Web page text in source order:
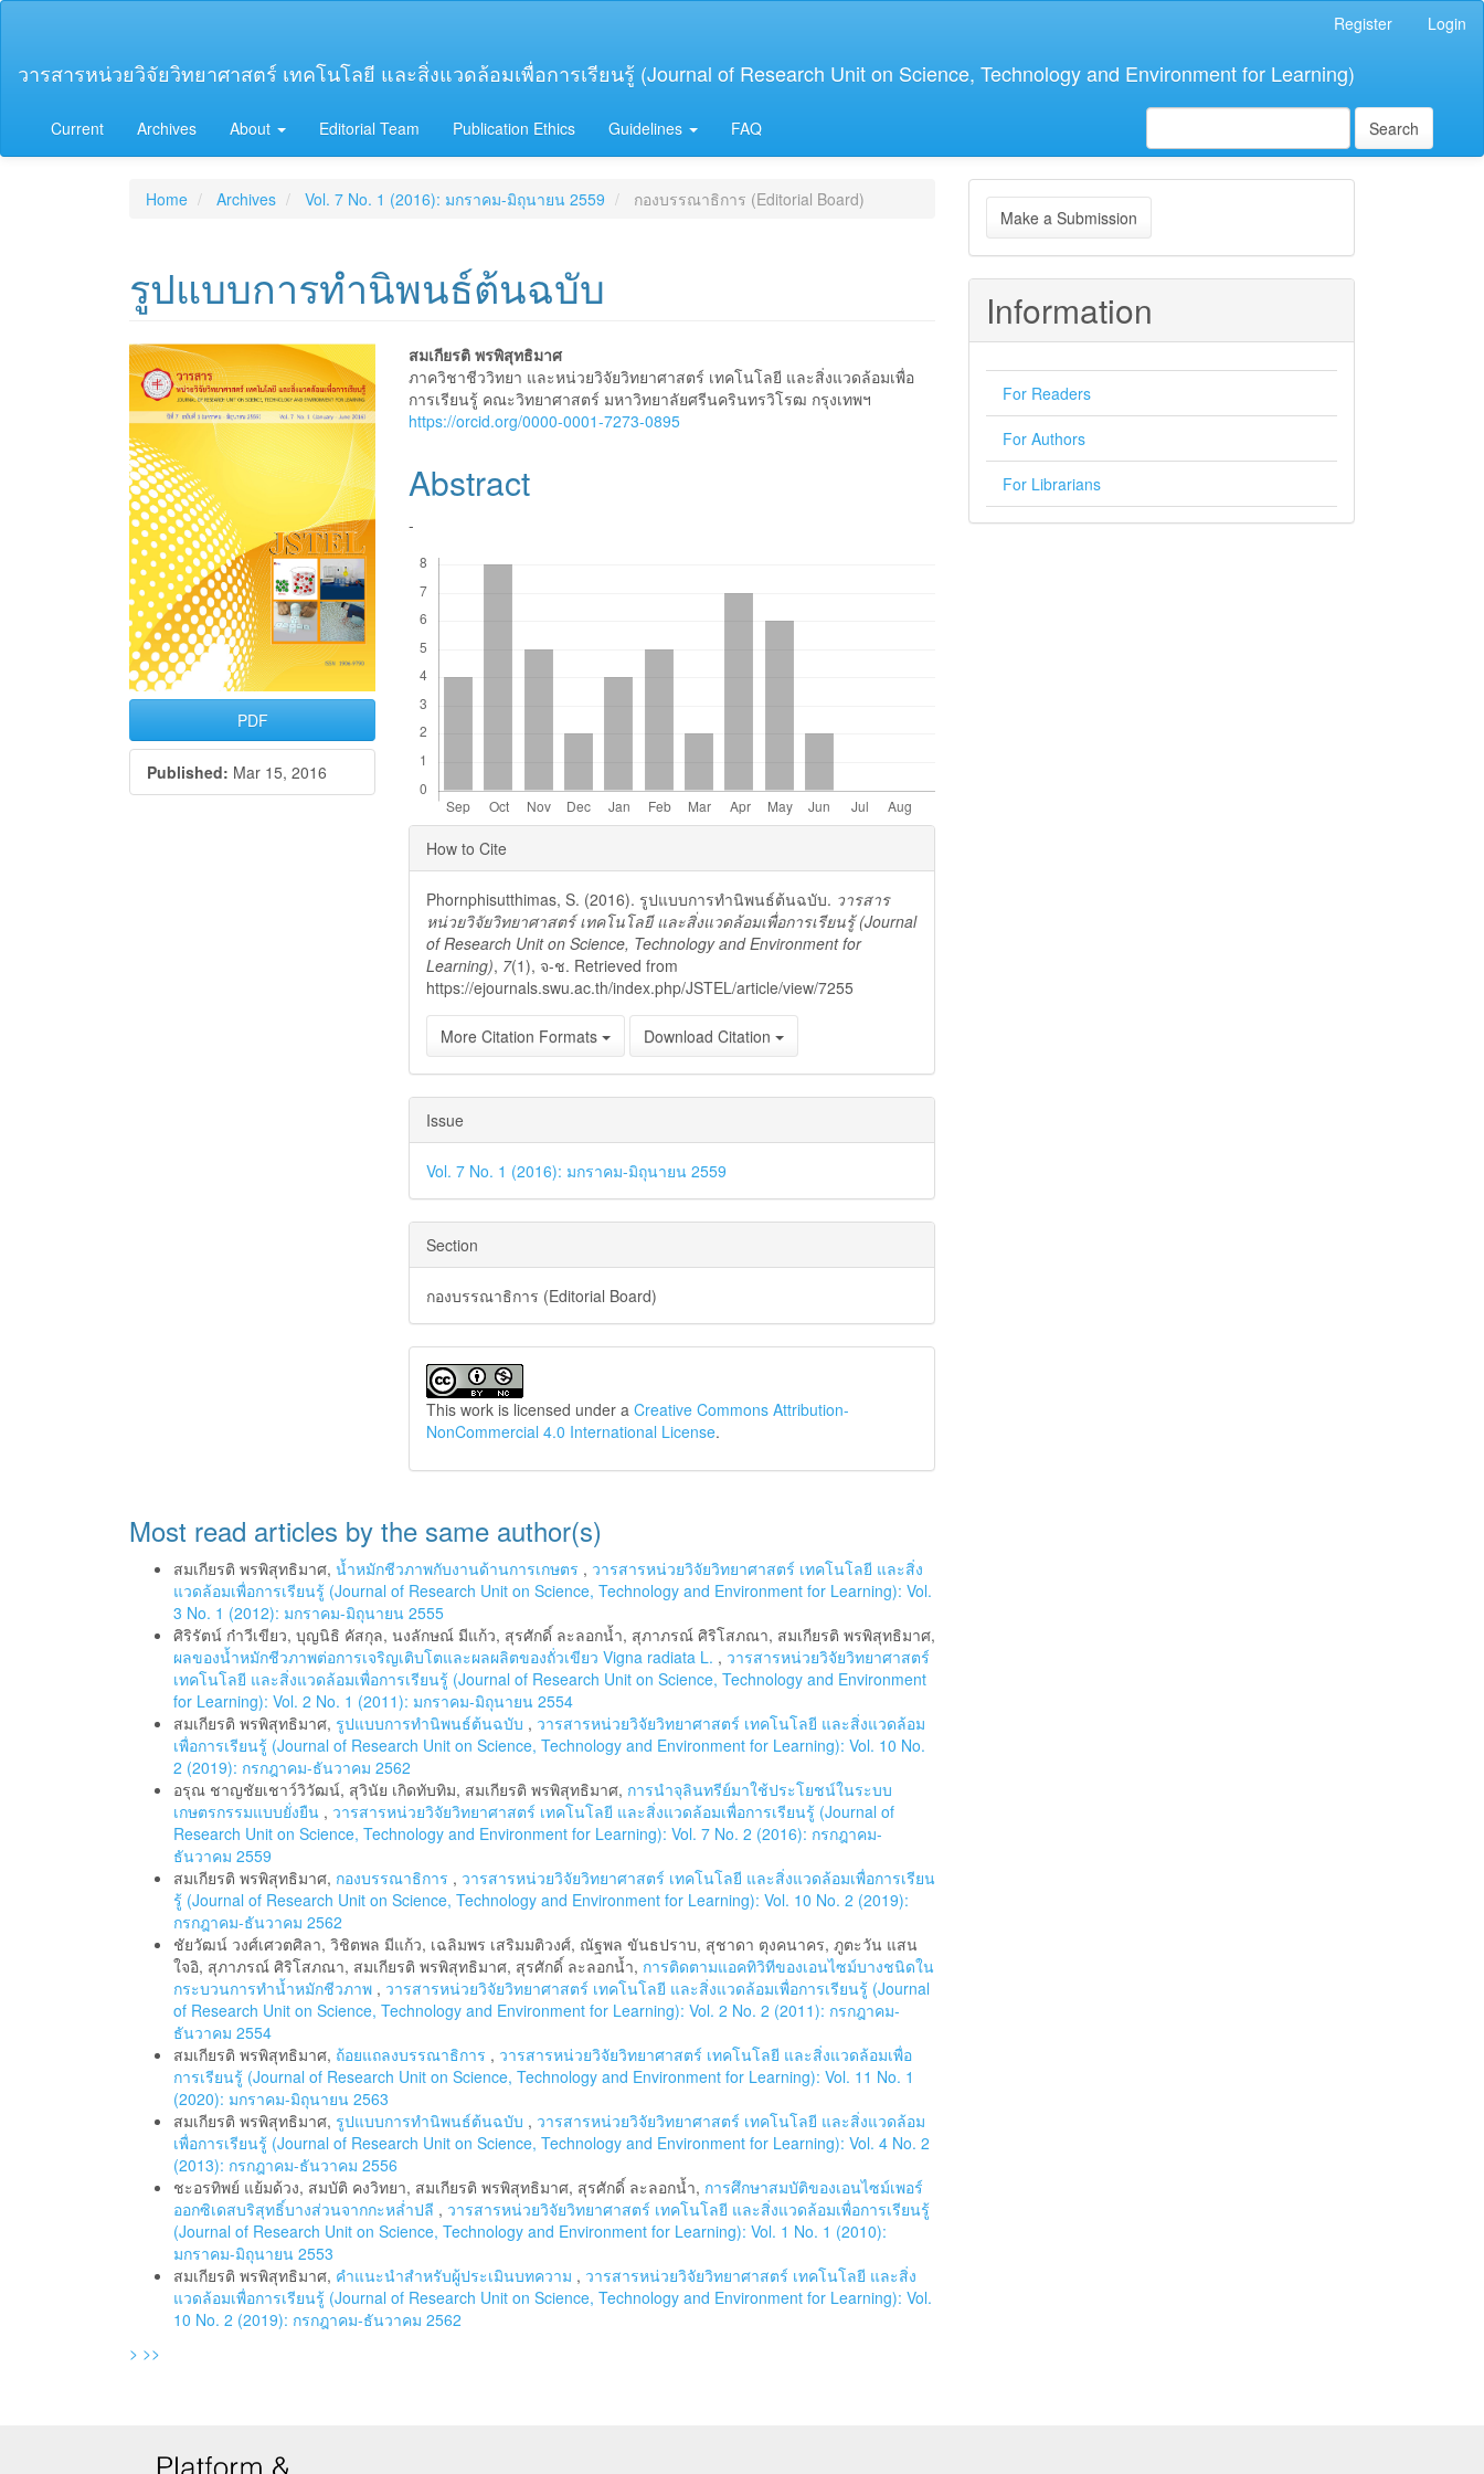
Content
Register Login
วารสารหน่วยวิจัยวิทยาศาสตร์ เทคโนโลยี และสิ่งแวดล้อมเพื่อการเรียนรู้ (Journal of Research Unit on Science, Technology and Environment for Learning)
Current Archives About Editorial Team Publication Ethics Guidelines FAQ Search
Home Archives Vol. 7 No. 1 (2016): มกราคม-มิถุนายน 2559 กองบรรณาธิการ (Editorial Board)
รูปแบบการทำนิพนธ์ต้นฉบับ
Article
Sidebar
PDF
Published: Mar 15, 2016
Main
Article
Content
สมเกียรติ พรพิสุทธิมาศ
ภาควิชาชีววิทยา และหน่วยวิจัยวิทยาศาสตร์ เทคโนโลยี และสิ่งแวดล้อมเพื่อ
การเรียนรู้ คณะวิทยาศาสตร์ มหาวิทยาลัยศรีนครินทรวิโรฒ กรุงเทพฯ
https://orcid.org/0000-0001-7273-0895
Abstract
-
Article
Details
How to Cite
Phornphisutthimas, S. (2016). รูปแบบการทำนิพนธ์ต้นฉบับ. วารสาร
หน่วยวิจัยวิทยาศาสตร์ เทคโนโลยี และสิ่งแวดล้อมเพื่อการเรียนรู้ (Journal
of Research Unit on Science, Technology and Environment for
Learning), 7(1), จ-ช. Retrieved from
https://ejournals.swu.ac.th/index.php/JSTEL/article/view/7255
More Citation Formats Download Citation
Issue
Vol. 7 No. 1 (2016): มกราคม-มิถุนายน 2559
Section
กองบรรณาธิการ (Editorial Board)
This work is licensed under aCreative Commons Attribution-
NonCommercial 4.0 International License.
Most read articles by the same author(s)
สมเกียรติ พรพิสุทธิมาศ, น้ำหมักชีวภาพกับงานด้านการเกษตร , วารสารหน่วยวิจัยวิทยาศาสตร์ เทคโนโลยี และสิ่ง
แวดล้อมเพื่อการเรียนรู้ (Journal of Research Unit on Science, Technology and Environment for Learning): Vol.
3 No. 1 (2012): มกราคม-มิถุนายน 2555
ศิริรัตน์ ก๋าวีเขียว, บุญนิธิ คัสกุล, นงลักษณ์ มีแก้ว, สุรศักดิ์ ละลอกน้ำ, สุภาภรณ์ ศิริโสภณา, สมเกียรติ พรพิสุทธิมาศ,
ผลของน้ำหมักชีวภาพต่อการเจริญเติบโตและผลผลิตของถั่วเขียว Vigna radiata L. , วารสารหน่วยวิจัยวิทยาศาสตร์
เทคโนโลยี และสิ่งแวดล้อมเพื่อการเรียนรู้ (Journal of Research Unit on Science, Technology and Environment
for Learning): Vol. 2 No. 1 (2011): มกราคม-มิถุนายน 2554
สมเกียรติ พรพิสุทธิมาศ, รูปแบบการทํานิพนธ์ต้นฉบับ , วารสารหน่วยวิจัยวิทยาศาสตร์ เทคโนโลยี และสิ่งแวดล้อม
เพื่อการเรียนรู้ (Journal of Research Unit on Science, Technology and Environment for Learning): Vol. 10 No.
2 (2019): กรกฎาคม-ธันวาคม 2562
อรุณ ชาญชัยเชาว์วิวัฒน์, สุวินัย เกิดทับทิม, สมเกียรติ พรพิสุทธิมาศ, การนำจุลินทรีย์มาใช้ประโยชน์ในระบบ
เกษตรกรรมแบบยั่งยืน , วารสารหน่วยวิจัยวิทยาศาสตร์ เทคโนโลยี และสิ่งแวดล้อมเพื่อการเรียนรู้ (Journal of
Research Unit on Science, Technology and Environment for Learning): Vol. 7 No. 2 (2016): กรกฎาคม-
ธันวาคม 2559
สมเกียรติ พรพิสุทธิมาศ, กองบรรณาธิการ , วารสารหน่วยวิจัยวิทยาศาสตร์ เทคโนโลยี และสิ่งแวดล้อมเพื่อการเรียน
รู้ (Journal of Research Unit on Science, Technology and Environment for Learning): Vol. 10 No. 2 (2019):
กรกฎาคม-ธันวาคม 2562
ชัยวัฒน์ วงศ์เศวตศิลา, วิชิตพล มีแก้ว, เฉลิมพร เสริมมติวงศ์, ณัฐพล ขันธปราบ, สุชาดา ตุงคนาคร, ภูตะวัน แสน
ใจอิ, สุภาภรณ์ ศิริโสภณา, สมเกียรติ พรพิสุทธิมาศ, สุรศักดิ์ ละลอกน้ำ, การติดตามแอคทิวิทีของเอนไซม์บางชนิดใน
กระบวนการทำน้ำหมักชีวภาพ , วารสารหน่วยวิจัยวิทยาศาสตร์ เทคโนโลยี และสิ่งแวดล้อมเพื่อการเรียนรู้ (Journal
of Research Unit on Science, Technology and Environment for Learning): Vol. 2 No. 2 (2011): กรกฎาคม-
ธันวาคม 2554
สมเกียรติ พรพิสุทธิมาศ, ถ้อยแถลงบรรณาธิการ , วารสารหน่วยวิจัยวิทยาศาสตร์ เทคโนโลยี และสิ่งแวดล้อมเพื่อ
การเรียนรู้ (Journal of Research Unit on Science, Technology and Environment for Learning): Vol. 11 No. 1
(2020): มกราคม-มิถุนายน 2563
สมเกียรติ พรพิสุทธิมาศ, รูปแบบการทำนิพนธ์ต้นฉบับ , วารสารหน่วยวิจัยวิทยาศาสตร์ เทคโนโลยี และสิ่งแวดล้อม
เพื่อการเรียนรู้ (Journal of Research Unit on Science, Technology and Environment for Learning): Vol. 4 No. 2
(2013): กรกฎาคม-ธันวาคม 2556
ชะอรทิพย์ แย้มด้วง, สมบัติ คงวิทยา, สมเกียรติ พรพิสุทธิมาศ, สุรศักดิ์ ละลอกน้ำ, การศึกษาสมบัติของเอนไซม์เพอร์
ออกซิเดสบริสุทธิ์บางส่วนจากกะหล่ำปลี , วารสารหน่วยวิจัยวิทยาศาสตร์ เทคโนโลยี และสิ่งแวดล้อมเพื่อการเรียนรู้
(Journal of Research Unit on Science, Technology and Environment for Learning): Vol. 1 No. 1 (2010):
มกราคม-มิถุนายน 2553
สมเกียรติ พรพิสุทธิมาศ, คำแนะนำสำหรับผู้ประเมินบทความ , วารสารหน่วยวิจัยวิทยาศาสตร์ เทคโนโลยี และสิ่ง
แวดล้อมเพื่อการเรียนรู้ (Journal of Research Unit on Science, Technology and Environment for Learning): Vol.
10 No. 2 (2019): กรกฎาคม-ธันวาคม 2562
> >>
Make
a
Submission
Make a Submission
Information
For Readers
For Authors
For Librarians